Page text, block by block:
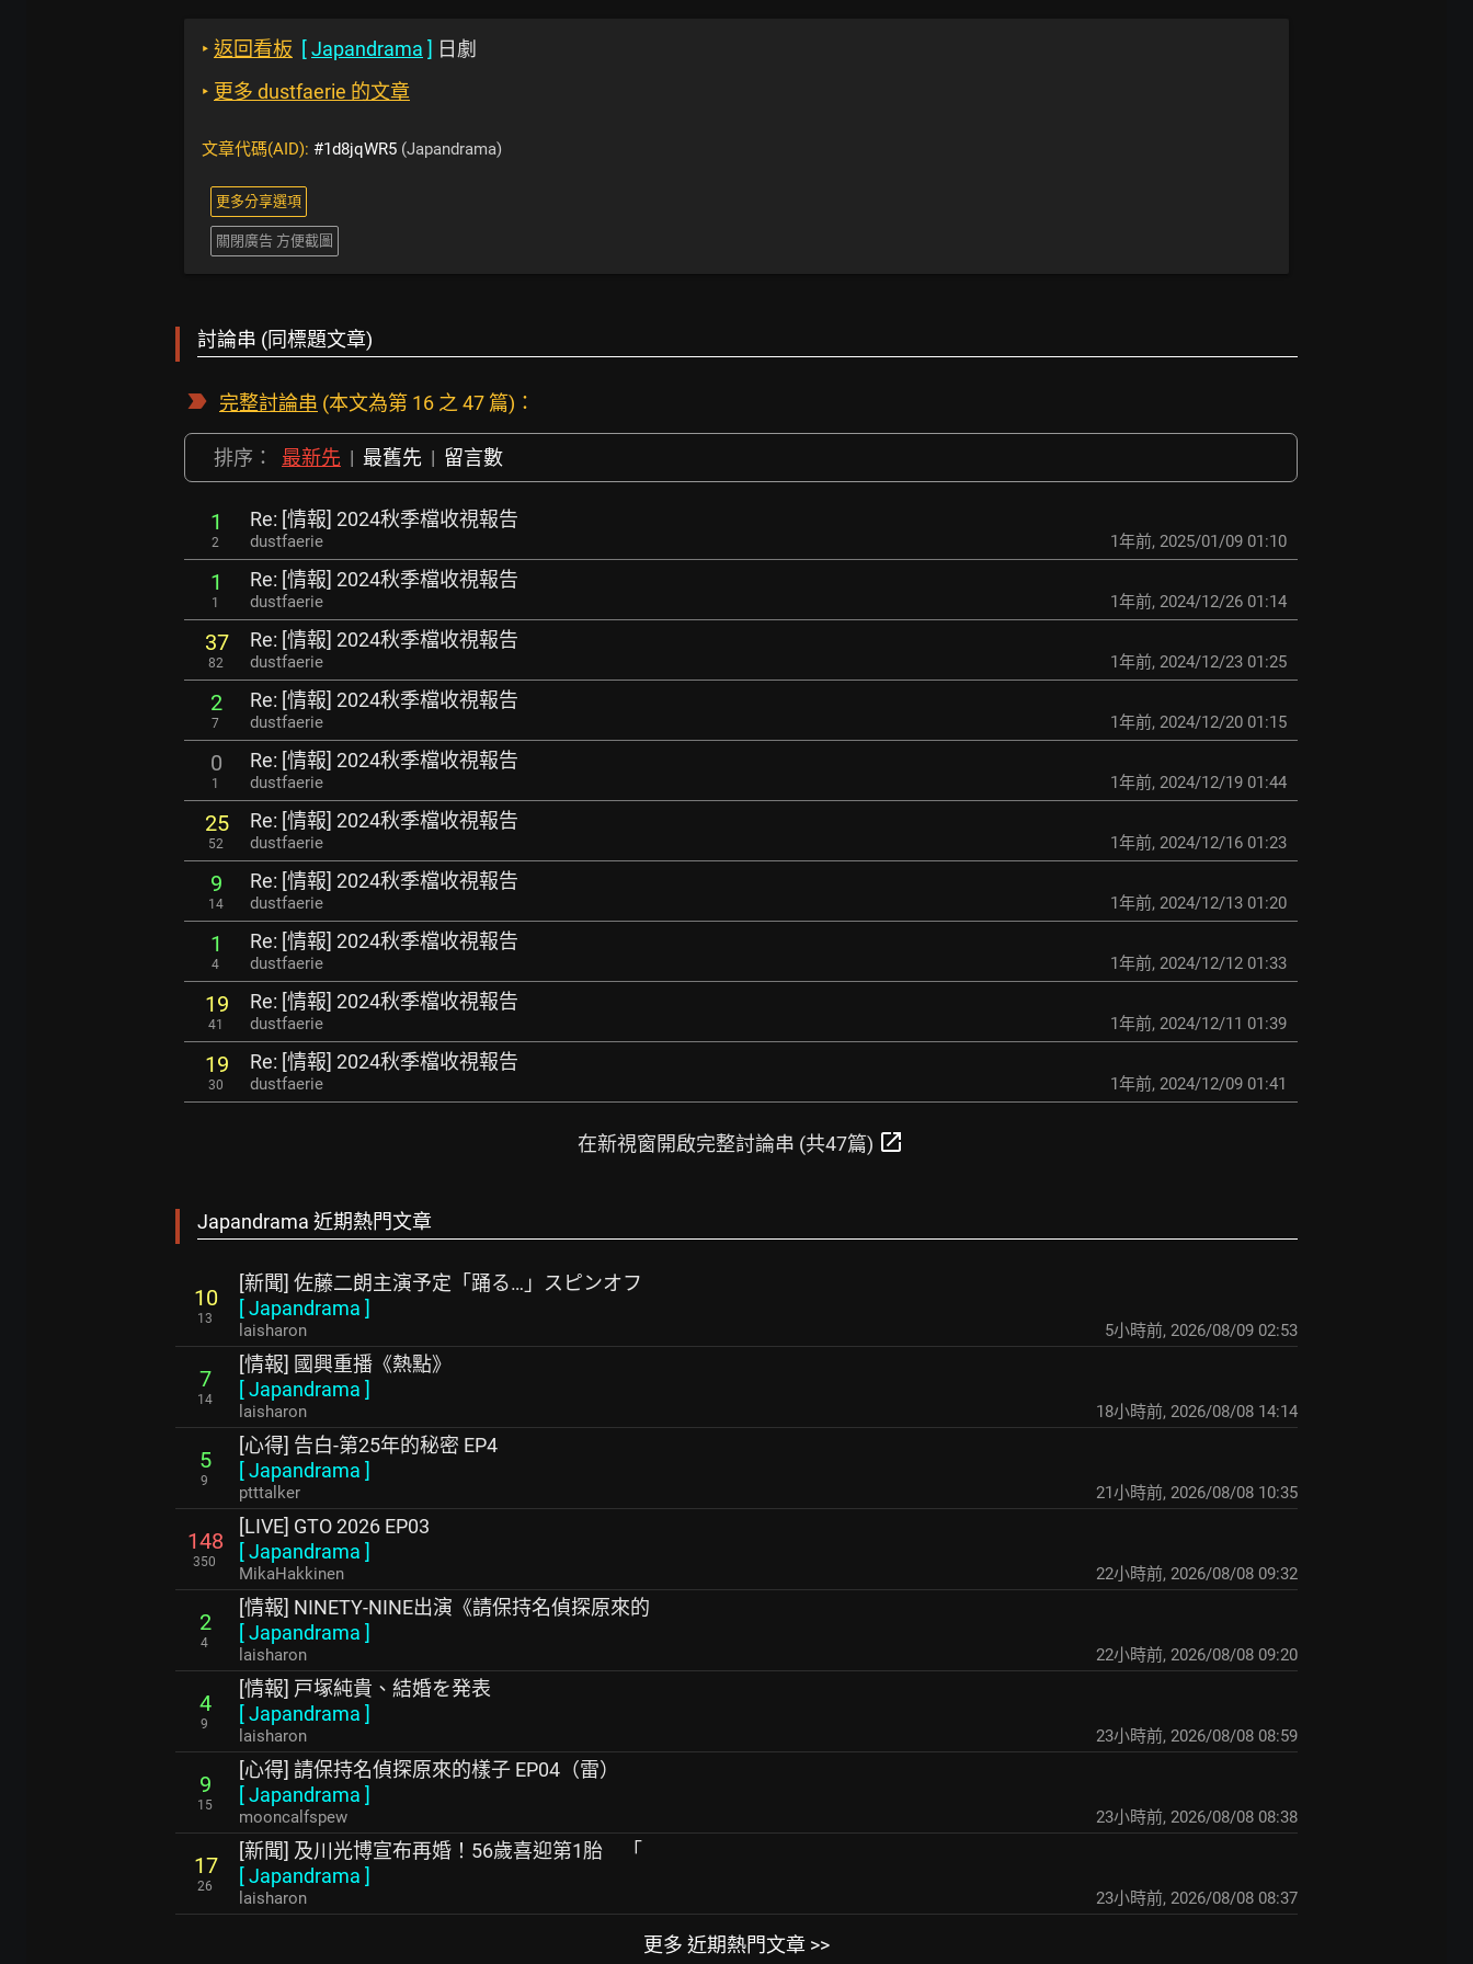
‣ 返回看板 [Japandrama ] 日劇
‣ 更多 dustfaerie 的文章
文章代碼(AID): #1d8jqWR5 (Japandrama)
更多分享選項
關閉廣告 方便截圖
討論串 (同標題文章)
完整討論串 (本文為第 16 之 47 篇)：
排序： 最新先 | 最舊先 | 留言數
1
2
Re: [情報] 2024秋季檔收視報告
dustfaerie 1年前, 2025/01/09 01:10
1
1
Re: [情報] 2024秋季檔收視報告
dustfaerie 1年前, 2024/12/26 01:14
37
82
Re: [情報] 2024秋季檔收視報告
dustfaerie 1年前, 2024/12/23 01:25
2
7
Re: [情報] 2024秋季檔收視報告
dustfaerie 1年前, 2024/12/20 01:15
0
1
Re: [情報] 2024秋季檔收視報告
dustfaerie 1年前, 2024/12/19 01:44
25
52
Re: [情報] 2024秋季檔收視報告
dustfaerie 1年前, 2024/12/16 01:23
9
14
Re: [情報] 2024秋季檔收視報告
dustfaerie 1年前, 2024/12/13 01:20
1
4
Re: [情報] 2024秋季檔收視報告
dustfaerie 1年前, 2024/12/12 01:33
19
41
Re: [情報] 2024秋季檔收視報告
dustfaerie 1年前, 2024/12/11 01:39
19
30
Re: [情報] 2024秋季檔收視報告
dustfaerie 1年前, 2024/12/09 01:41
在新視窗開啟完整討論串 (共47篇) open_in_new
Japandrama 近期熱門文章
10
13
[新聞] 佐藤二朗主演予定「踊る…」スピンオフ
[Japandrama ]
laisharon 5小時前, 2026/08/09 02:53
7
14
[情報] 國興重播《熱點》
[Japandrama ]
laisharon 18小時前, 2026/08/08 14:14
5
9
[心得] 告白-第25年的秘密 EP4
[Japandrama ]
ptttalker 21小時前, 2026/08/08 10:35
148
350
[LIVE] GTO 2026 EP03
[Japandrama ]
MikaHakkinen 22小時前, 2026/08/08 09:32
2
4
[情報] NINETY-NINE出演《請保持名偵探原來的
[Japandrama ]
laisharon 22小時前, 2026/08/08 09:20
4
9
[情報] 戸塚純貴、結婚を発表
[Japandrama ]
laisharon 23小時前, 2026/08/08 08:59
9
15
[心得] 請保持名偵探原來的樣子 EP04（雷）
[Japandrama ]
mooncalfspew 23小時前, 2026/08/08 08:38
17
26
[新聞] 及川光博宣布再婚！56歲喜迎第1胎 「
[Japandrama ]
laisharon 23小時前, 2026/08/08 08:37
更多 近期熱門文章 >>